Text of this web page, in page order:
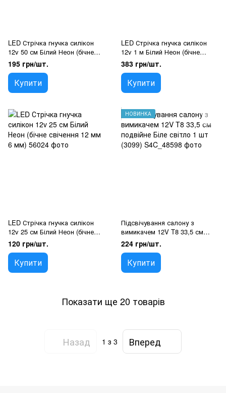
LED Стрічка гнучка силікон
12v 50 см Білий Неон (бічне
свічення 12 мм 6 мм)
195 грн/шт.
Купити
LED Стрічка гнучка силікон
12v 1 м Білий Неон (бічне
свічення 12 мм 6 мм)
383 грн/шт.
Купити
LED Стрічка гнучка силікон
12v 25 см Білий Неон (бічне
свічення 12 мм 6 мм)
120 грн/шт.
Купити
НОВИНКА
Підсвічування салону з
вимикачем 12V T8 33,5 см
подвійне Біле світло 1 шт
(3099)
224 грн/шт.
Купити
Показати ще 20 товарів
Назад 1 з 3 Вперед